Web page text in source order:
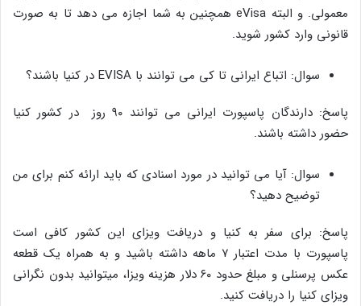
معمولی. و البته eVisa همچنین به شما اجازه می دهد تا به صورت
قانونی وارد کشور شوید.
سوال: اتباع ایرانی تا کی می توانند با EVISA در کنیا باشند؟
پاسخ: دارندگان پاسپورت ایرانی می توانند ۹۰ روز در کشور کنیا
حضور داشته باشند.
سوال: آیا می توانید در مورد اسنادی که باید ارائه کنم برای من
توضیح دهید؟
پاسخ: برای سفر به کنیا و دریافت ویزای این کشور کافی است
پاسپورت با مدت اعتبار ۷ ماهه داشته باشید و به همراه یک قطعه
عکس پرسنلی و مبلغ حدود ۶۰ دلار هزینه ویزا، میتوانید بدون نگرانی
ویزای کنیا را دریافت کنید.